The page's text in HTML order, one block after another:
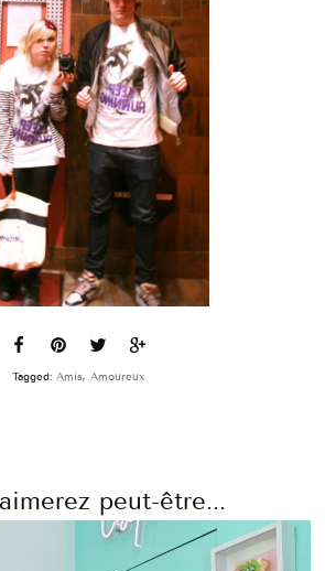
Tagged: Amis, Amoureux
peut-être...